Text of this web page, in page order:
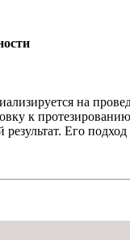
на
к
результат. Его